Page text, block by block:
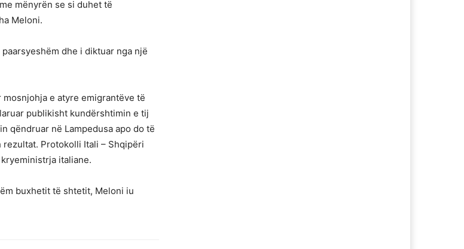
mënyrën se si duhet të
Meloni.
dhe i diktuar nga një
e atyre emigrantëve të
publikisht kundërshtimin e tij
qëndruar në Lampedusa apo do të
Protokolli Itali – Shqipëri
italiane.
buxhetit të shtetit, Meloni iu